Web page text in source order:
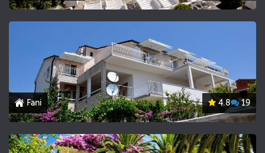
Fani 4.8 19